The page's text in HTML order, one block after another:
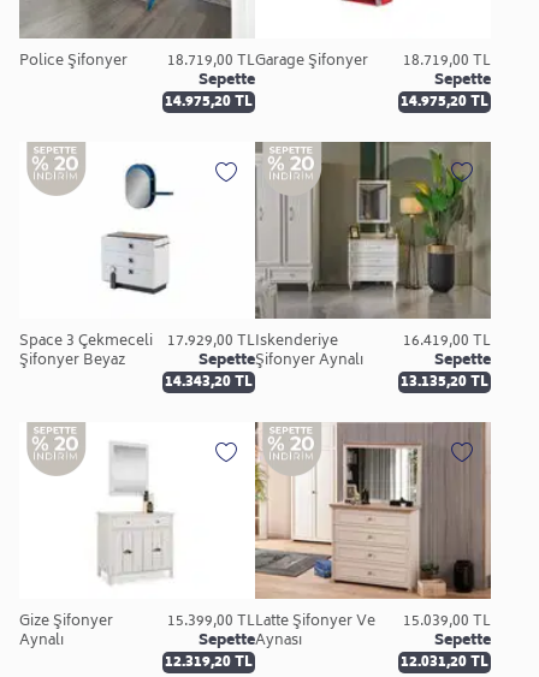
Police Şifonyer 18.719,00 TL
Sepette
14.975,20 TL
Garage Şifonyer 18.719,00 TL
Sepette
14.975,20 TL
Space 3 Çekmeceli
Şifonyer Beyaz
17.929,00 TL
Sepette
14.343,20 TL
İskenderiye
Şifonyer Aynalı
16.419,00 TL
Sepette
13.135,20 TL
Gize Şifonyer
Aynalı
15.399,00 TL
Sepette
12.319,20 TL
Latte Şifonyer Ve
Aynası
15.039,00 TL
Sepette
12.031,20 TL